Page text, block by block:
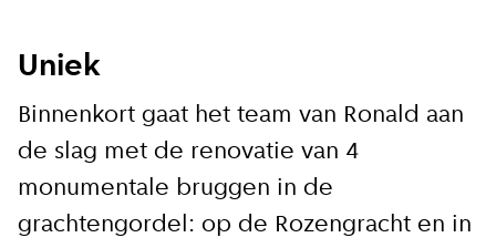
Uniek
Binnenkort gaat het team van Ronald aan
de slag met de renovatie van 4
monumentale bruggen in de
grachtengordel: op de Rozengracht en in